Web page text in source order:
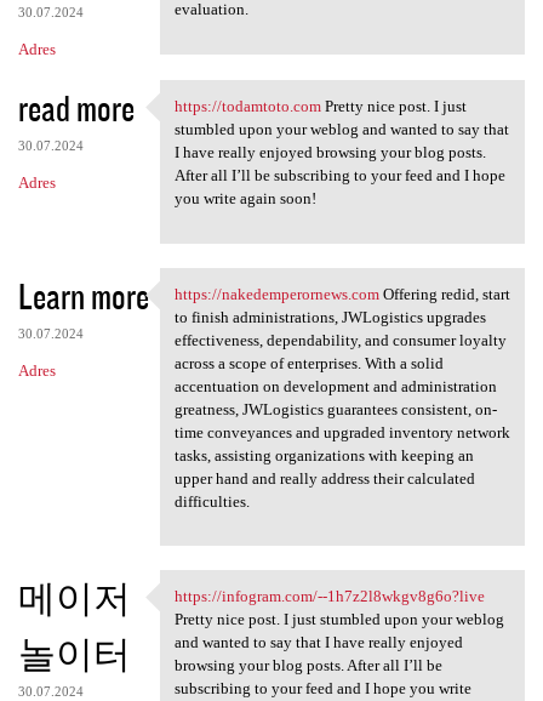
30.07.2024
Adres
evaluation.
read more
30.07.2024
Adres
https://todamtoto.com Pretty
https://todamtoto.comPretty nice post. I just
stumbled upon your weblog and wanted to say that
I have really enjoyed browsing your blog posts.
After all I’ll be subscribing to your feed and I hope
you write again soon!
Learn more
30.07.2024
Adres
https://nakedemperornews.com
https://nakedemperornews.comOffering redid, start
to finish administrations, JWLogistics upgrades
effectiveness, dependability, and consumer loyalty
across a scope of enterprises. With a solid
accentuation on development and administration
greatness, JWLogistics guarantees consistent, on-
time conveyances and upgraded inventory network
tasks, assisting organizations with keeping an
upper hand and really address their calculated
difficulties.
메이저
놀이터
30.07.2024
https://infogram.com/-
https://infogram.com/--1h7z2l8wkgv8g6o?live
Pretty nice post. I just stumbled upon your weblog
and wanted to say that I have really enjoyed
browsing your blog posts. After all I’ll be
subscribing to your feed and I hope you write